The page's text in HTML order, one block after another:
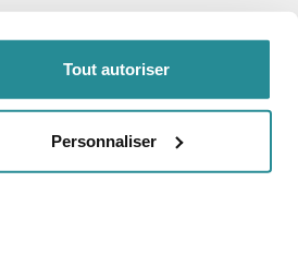
Tout autoriser
Personnaliser